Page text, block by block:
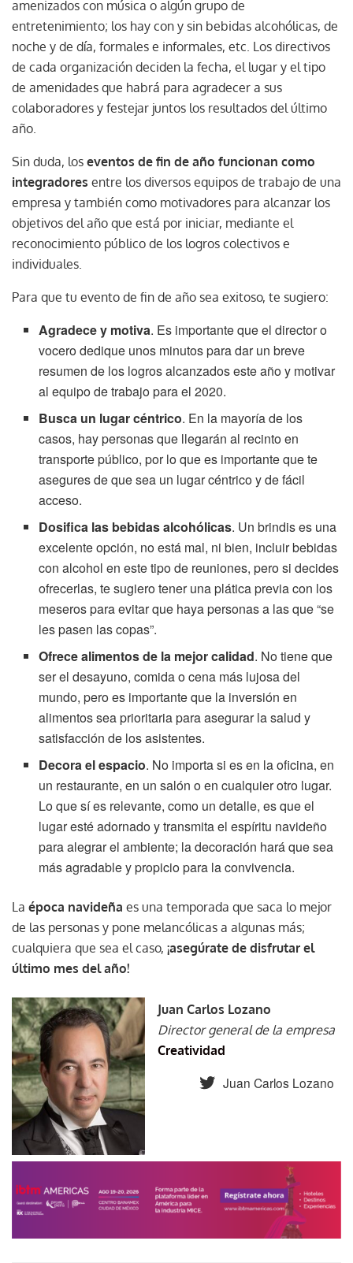
amenizados con música o algún grupo de
entretenimiento; los hay con y sin bebidas alcohólicas, de
noche y de día, formales e informales, etc. Los directivos
de cada organización deciden la fecha, el lugar y el tipo
de amenidades que habrá para agradecer a sus
colaboradores y festejar juntos los resultados del último
año.
Sin duda, los eventos de fin de año funcionan como
integradores entre los diversos equipos de trabajo de una
empresa y también como motivadores para alcanzar los
objetivos del año que está por iniciar, mediante el
reconocimiento público de los logros colectivos e
individuales.
Para que tu evento de fin de año sea exitoso, te sugiero:
Agradece y motiva. Es importante que el director o
vocero dedique unos minutos para dar un breve
resumen de los logros alcanzados este año y motivar
al equipo de trabajo para el 2020.
Busca un lugar céntrico. En la mayoría de los
casos, hay personas que llegarán al recinto en
transporte público, por lo que es importante que te
asegures de que sea un lugar céntrico y de fácil
acceso.
Dosifica las bebidas alcohólicas. Un brindis es una
excelente opción, no está mal, ni bien, incluir bebidas
con alcohol en este tipo de reuniones, pero si decides
ofrecerlas, te sugiero tener una plática previa con los
meseros para evitar que haya personas a las que “se
les pasen las copas”.
Ofrece alimentos de la mejor calidad. No tiene que
ser el desayuno, comida o cena más lujosa del
mundo, pero es importante que la inversión en
alimentos sea prioritaria para asegurar la salud y
satisfacción de los asistentes.
Decora el espacio. No importa si es en la oficina, en
un restaurante, en un salón o en cualquier otro lugar.
Lo que sí es relevante, como un detalle, es que el
lugar esté adornado y transmita el espíritu navideño
para alegrar el ambiente; la decoración hará que sea
más agradable y propicio para la convivencia.
La época navideña es una temporada que saca lo mejor
de las personas y pone melancólicas a algunas más;
cualquiera que sea el caso, ¡asegúrate de disfrutar el
último mes del año!
Juan Carlos Lozano
Director general de la empresa
Creatividad
Juan Carlos Lozano